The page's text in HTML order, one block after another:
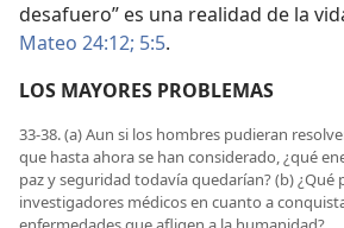
desafuero” es una realidad de la
Mateo 24:12; 5:5.
LOS MAYORES PROBLEMAS
33-38. (a) Aun si los hombres pudieran
que hasta ahora se han considerado, ¿qué
paz y seguridad todavía quedarían? (b) ¿Qué
investigadores médicos en cuanto a